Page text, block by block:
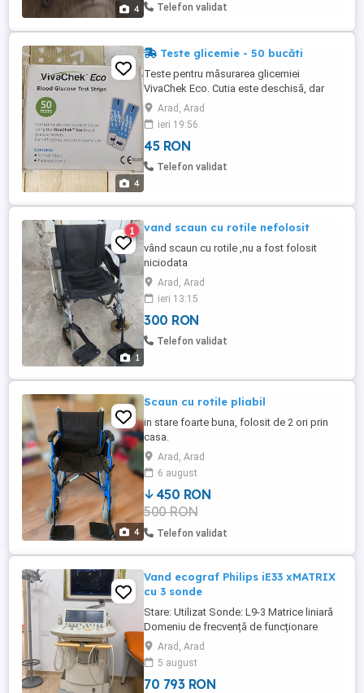
4 Telefon validat
4
Teste glicemie - 50 bucăti
Teste pentru măsurarea glicemiei
VivaChek Eco. Cutia este deschisă, dar
cele două flacoane sunt sigilate, după cu
ser poate observa în fotografii. Se
utilizează împreună cu glucometrul
VivaChek Eco.
Arad, Arad
ieri 19:56
45 RON
Telefon validat
1
1 vand scaun cu rotile nefolosit
vând scaun cu rotile ,nu a fost folosit
niciodata
Arad, Arad
ieri 13:15
300 RON
Telefon validat
4
Scaun cu rotile pliabil
in stare foarte buna, folosit de 2 ori prin
casa.
Arad, Arad
6 august
450 RON
500 RON
Telefon validat
Vand ecograf Philips iE33 xMATRIX
cu 3 sonde
Stare: Utilizat Sonde: L9-3 Matrice liniară
Domeniu de frecvență de funcționare
extins de la 9 la 3 MHz. Imagistică
trapezoidală de 15 grade. Lungime
efectivă a aperturii de 38 mm. Doppler
pulsat orientabil, Doppler color și Color
Arad, Arad
5 august
70 793 RON